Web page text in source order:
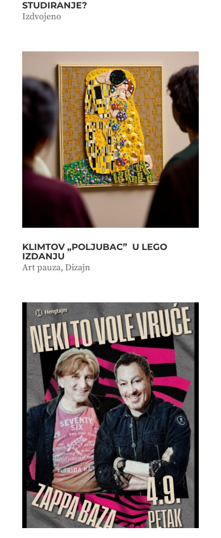
STUDIRANJE?
Izdvojeno
KLIMTOV „POLJUBAC” U LEGO
IZDANJU
Art pauza, Dizajn